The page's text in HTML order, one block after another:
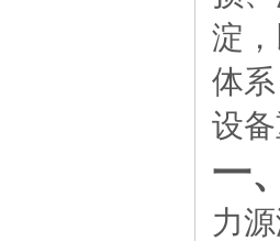
淀
体
设
一
力